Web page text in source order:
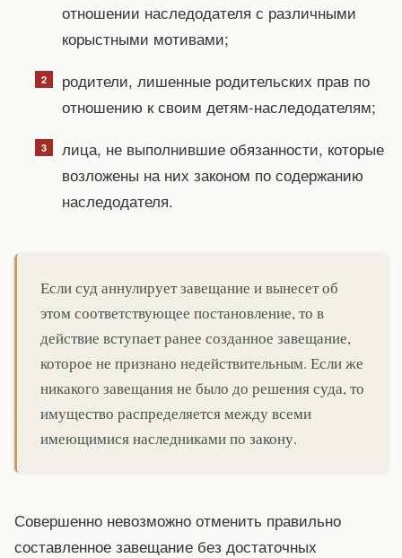
отношении наследодателя с различными
корыстными мотивами;
родители, лишенные родительских прав по
отношению к своим детям-наследодателям;
лица, не выполнившие обязанности, которые
возложены на них законом по содержанию
наследодателя.
Если суд аннулирует завещание и вынесет об
этом соответствующее постановление, то в
действие вступает ранее созданное завещание,
которое не признано недействительным. Если же
никакого завещания не было до решения суда, то
имущество распределяется между всеми
имеющимися наследниками по закону.
Совершенно невозможно отменить правильно
составленное завещание без достаточных